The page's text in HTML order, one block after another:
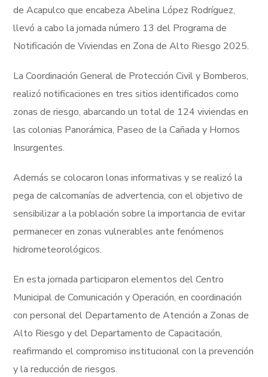
de Acapulco que encabeza Abelina López Rodríguez,
llevó a cabo la jornada número 13 del Programa de
Notificación de Viviendas en Zona de Alto Riesgo 2025.
La Coordinación General de Protección Civil y Bomberos,
realizó notificaciones en tres sitios identificados como
zonas de riesgo, abarcando un total de 124 viviendas en
las colonias Panorámica, Paseo de la Cañada y Hornos
Insurgentes.
Además se colocaron lonas informativas y se realizó la
pega de calcomanías de advertencia, con el objetivo de
sensibilizar a la población sobre la importancia de evitar
permanecer en zonas vulnerables ante fenómenos
hidrometeorológicos.
En esta jornada participaron elementos del Centro
Municipal de Comunicación y Operación, en coordinación
con personal del Departamento de Atención a Zonas de
Alto Riesgo y del Departamento de Capacitación,
reafirmando el compromiso institucional con la prevención
y la reducción de riesgos.